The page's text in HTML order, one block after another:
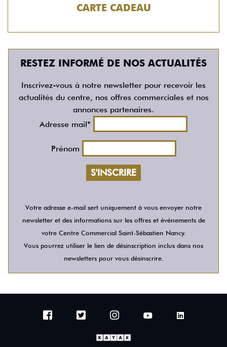
CARTE CADEAU
RESTEZ INFORMÉ DE NOS ACTUALITÉS
Inscrivez-vous à notre newsletter pour recevoir les
actualités du centre, nos offres commerciales et nos
annonces partenaires.
Adresse mail*
Prénom
Votre adresse e-mail sert uniquement à vous envoyer notre
newsletter et des informations sur les offres et événements de
votre Centre Commercial Saint-Sébastien Nancy.
Vous pourrez utiliser le lien de désinscription inclus dans nos
newsletters pour vous désinscrire.